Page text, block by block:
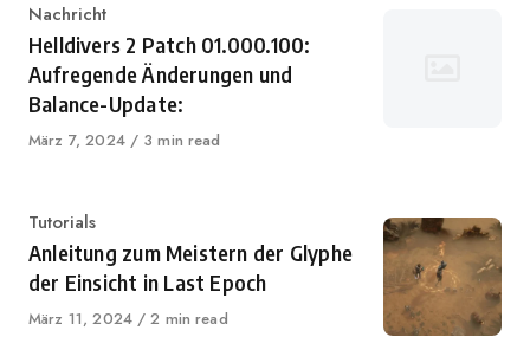
Kategorie
Nachricht
Helldivers 2 Patch 01.000.100:
Aufregende Änderungen und
Balance-Update:
Veröffentlicht
März 7, 2024 3 min read
Kategorie
Tutorials
Anleitung zum Meistern der Glyphe
der Einsicht in Last Epoch
Veröffentlicht
März 11, 2024 2 min read